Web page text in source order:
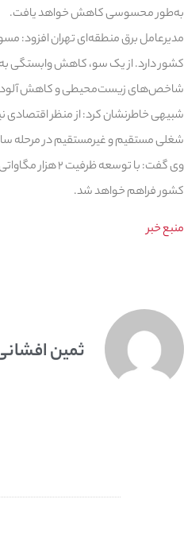
به‌طور محسوسی کاهش خواهد یافت.
مدیرعامل برق منطقه‌ای تهران افزود:
کشور دارد. از یک سو، کاهش وابستگی
شاخص‌های زیست‌محیطی و کاهش
شبیهی خاطرنشان کرد: از منظر
شغلی مستقیم و غیرمستقیم در مرحله
وی گفت: با
کشور فراهم خواهد شد.
منبع خبر
ثمین